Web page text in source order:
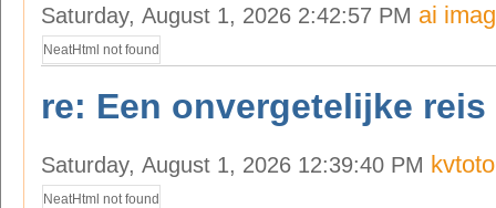
Saturday, August 1, 2026 2:42:57 PM ai
NeatHtml not found
re: Een onvergetelijke reis
Saturday, August 1, 2026 12:39:40 PM
NeatHtml not found